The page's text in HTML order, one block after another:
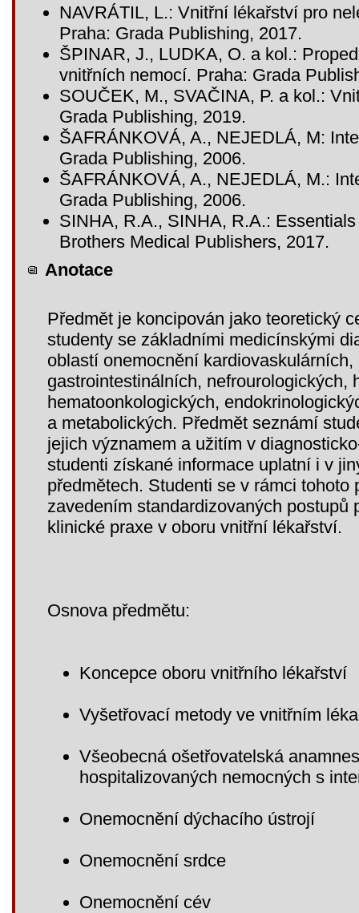
NAVRÁTIL, L.: Vnitřní lékařství pro
Praha: Grada Publishing, 2017.
ŠPINAR, J., LUDKA, O. a kol.:
vnitřních nemocí. Praha: Grada
SOUČEK, M., SVAČINA, P. a kol.:
Grada Publishing, 2019.
ŠAFRÁNKOVÁ, A., NEJEDLÁ, M:
Grada Publishing, 2006.
ŠAFRÁNKOVÁ, A., NEJEDLÁ, M.:
Grada Publishing, 2006.
SINHA, R.A., SINHA, R.A.:
Brothers Medical Publishers, 2017.
Anotace
Předmět je koncipován jako teoretický
studenty se základními medicínskými
oblastí onemocnění
gastrointestinálních, nefrourologických,
hematoonkologických,
a metabolických. Předmět seznámí
jejich významem a užitím v
studenti získané informace uplatní i v
předmětech. Studenti se v rámci tohoto
zavedením standardizovaných postupů
klinické praxe v oboru vnitřní lékařství.
Osnova předmětu:
Koncepce oboru vnitřního lékařství
Vyšetřovací metody ve vnitřním
Všeobecná ošetřovatelská
hospitalizovaných nemocných s
Onemocnění dýchacího ústrojí
Onemocnění srdce
Onemocnění cév